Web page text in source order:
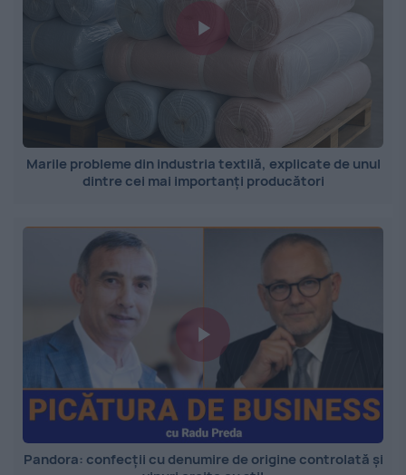
Marile probleme din industria textilă, explicate de unul
dintre cei mai importanți producători
Pandora: confecții cu denumire de origine controlată și